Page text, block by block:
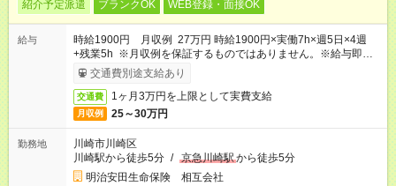
紹介予定派遣 ブランクOK WEB登録・面接OK
給与
時給1900円 月収例 27万円 時給1900円×実働7h×週5日×4週
+残業5h ※月収例を保証するものではありません。※給与即受取
りサービス利用可（利用条件有）
交通費別途支給あり
交通費 1ヶ月3万円を上限として実費支給
月収例 25～30万円
勤務地
川崎市川崎区
川崎駅から徒歩5分 / 京急川崎駅から徒歩5分
明治安田生命保険 相互会社